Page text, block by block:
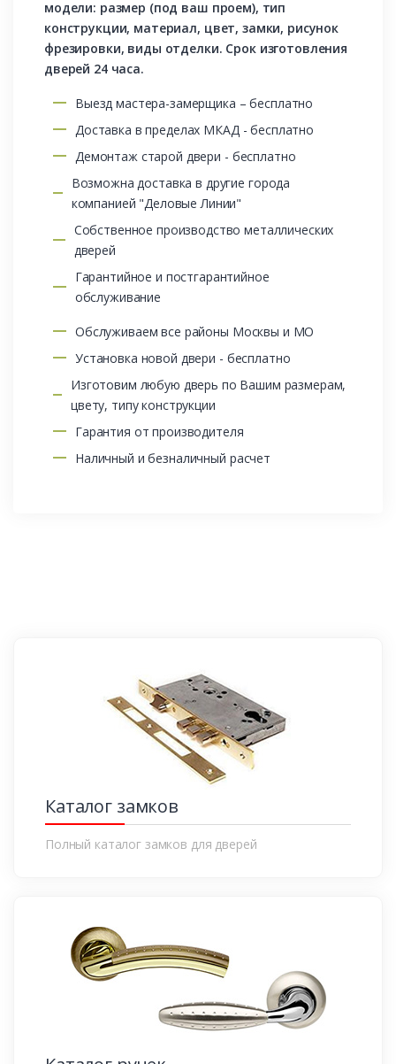
модели: размер (под ваш проем), тип
конструкции, материал, цвет, замки, рисунок
фрезировки, виды отделки. Срок изготовления
дверей 24 часа.
Выезд мастера-замерщика – бесплатно
Доставка в пределах МКАД - бесплатно
Демонтаж старой двери - бесплатно
Возможна доставка в другие города
компанией "Деловые Линии"
Собственное производство металлических
дверей
Гарантийное и постгарантийное
обслуживание
Обслуживаем все районы Москвы и МО
Установка новой двери - бесплатно
Изготовим любую дверь по Вашим размерам,
цвету, типу конструкции
Гарантия от производителя
Наличный и безналичный расчет
Каталог замков
Полный каталог замков для дверей